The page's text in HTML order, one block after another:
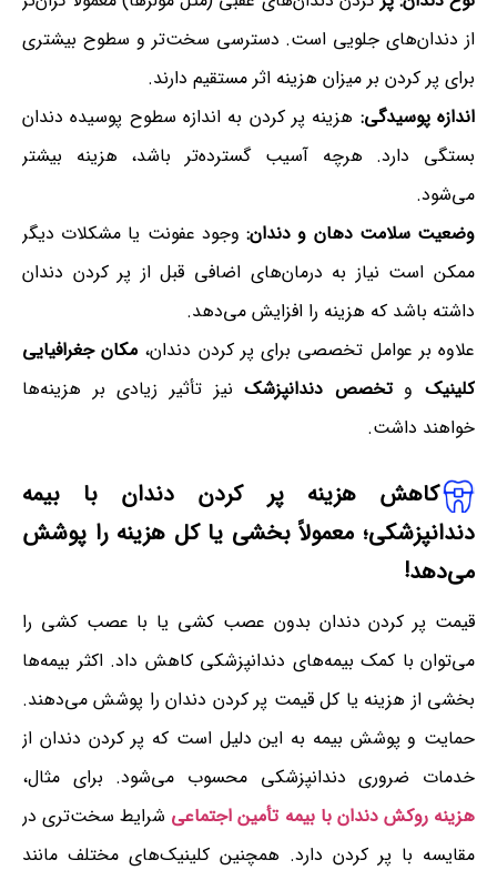
از دندان‌های جلویی است. دسترسی سخت‌تر و سطوح بیشتری
برای پر کردن بر میزان هزینه اثر مستقیم دارند.
اندازه پوسیدگی: هزینه پر کردن به اندازه سطوح پوسیده دندان
بستگی دارد. هرچه آسیب گسترده‌تر باشد، هزینه بیشتر
می‌شود.
وضعیت سلامت دهان و دندان:وجود عفونت یا مشکلات دیگر
ممکن است نیاز به درمان‌های اضافی قبل از پر کردن دندان
داشته باشد که هزینه را افزایش می‌دهد.
علاوه بر عوامل تخصصی برای پر کردن دندان، مکان جغرافیایی
کلینیک وتخصص دندانپزشکنیز تأثیر زیادی بر هزینه‌ها
خواهند داشت.
کاهش هزینه پر کردن دندان با بیمه
دندانپزشکی؛ معمولاً بخشی یا کل هزینه را پوشش
می‌دهد!
قیمت پر کردن دندان بدون عصب کشی یا با عصب کشی را
می‌توان با کمک بیمه‌های دندانپزشکی کاهش داد. اکثر بیمه‌ها
بخشی از هزینه یا کل قیمت پر کردن دندان را پوشش می‌دهند.
حمایت و پوشش بیمه به این دلیل است که پر کردن دندان از
خدمات ضروری دندانپزشکی محسوب می‌شود. برای مثال،
هزینه روکش دندان با بیمه تأمین اجتماعی شرایط سخت‌تری در
مقایسه با پر کردن دارد. همچنین کلینیک‌های مختلف مانند